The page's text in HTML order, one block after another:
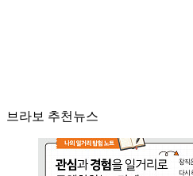
브라보 추천뉴스